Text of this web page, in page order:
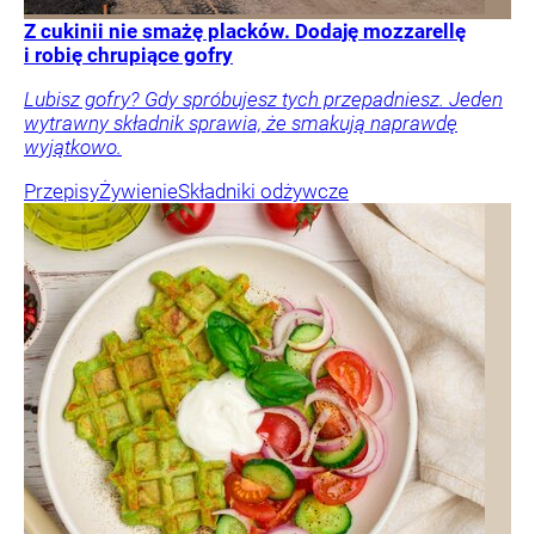
Z cukinii nie smażę placków. Dodaję mozzarellę
i robię chrupiące gofry
Lubisz gofry? Gdy spróbujesz tych przepadniesz. Jeden
wytrawny składnik sprawia, że smakują naprawdę
wyjątkowo.
PrzepisyŻywienieSkładniki odżywcze